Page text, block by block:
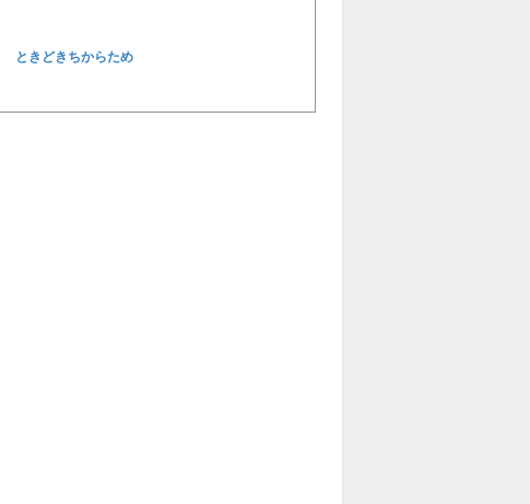
ときどきちからため